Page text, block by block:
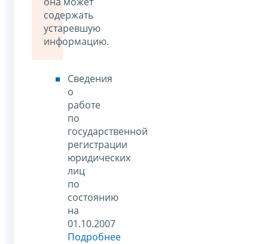
содержать
устаревшую
информацию.
Сведения
о
работе
по
государственной
регистрации
юридических
лиц
по
состоянию
на
01.10.2007
Подробнее